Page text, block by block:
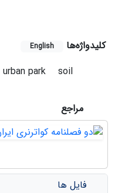
کلیدواژه‌ها English
urban park
soil
مراجع
فایل ها